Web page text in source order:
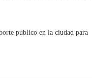
público en la ciudad para